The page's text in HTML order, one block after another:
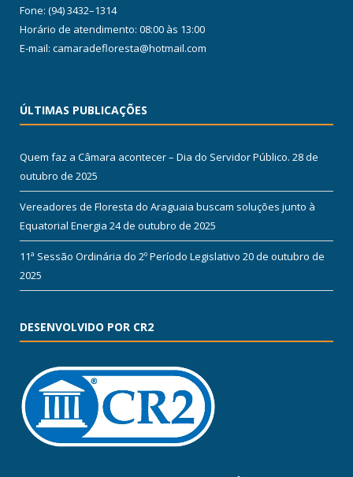
Fone: (94) 3432–1314
Horário de atendimento: 08:00 às 13:00
E-mail: camaradefloresta@hotmail.com
ÚLTIMAS PUBLICAÇÕES
Quem faz a Câmara acontecer – Dia do Servidor Público. 28 de
outubro de 2025
Vereadores de Floresta do Araguaia buscam soluções junto à
Equatorial Energia 24 de outubro de 2025
11ª Sessão Ordinária do 2º Período Legislativo 20 de outubro de
2025
DESENVOLVIDO POR CR2